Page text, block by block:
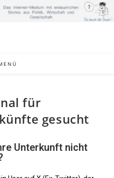
für
gesucht
Unterkunft nicht